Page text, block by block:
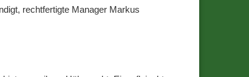
rechtfertigte Manager Markus